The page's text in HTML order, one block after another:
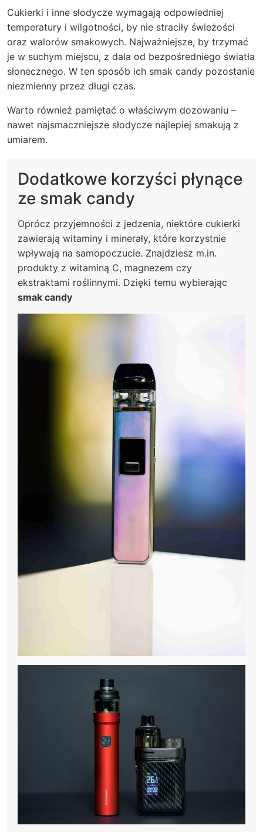
Cukierki i inne słodycze wymagają odpowiedniej
temperatury i wilgotności, by nie straciły świeżości
oraz walorów smakowych. Najważniejsze, by trzymać
je w suchym miejscu, z dala od bezpośredniego światła
słonecznego. W ten sposób ich smak candy pozostanie
niezmienny przez długi czas.
Warto również pamiętać o właściwym dozowaniu –
nawet najsmaczniejsze słodycze najlepiej smakują z
umiarem.
Dodatkowe korzyści płynące
ze smak candy
Oprócz przyjemności z jedzenia, niektóre cukierki
zawierają witaminy i minerały, które korzystnie
wpływają na samopoczucie. Znajdziesz m.in.
produkty z witaminą C, magnezem czy
ekstraktami roślinnymi. Dzięki temu wybierając
smak candy